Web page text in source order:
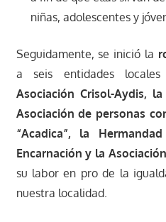
niñas, adolescentes y
Seguidamente, se inició la
a seis entidades
Asociación Crisol-Aydis,
Asociación de personas
“Acadica”, la
Encarnación y la
su labor en pro de la
nuestra localidad.